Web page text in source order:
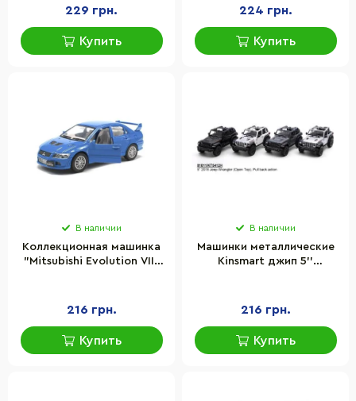
229 грн.
Купить
масштаб 1:42
224 грн.
Купить
В наличии
Коллекционная машинка
"Mitsubishi Evolution VII"
216 грн.
Купить
В наличии
Машинки металлические
Kinsmart джип 5''
216 грн.
Купить